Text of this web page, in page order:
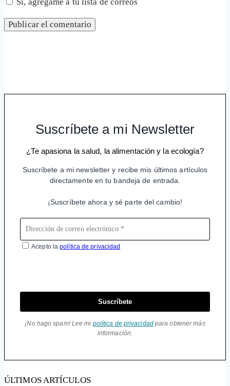
Suscríbete a mi Newsletter
¿Te apasiona la salud, la alimentación y la ecología?
Suscríbete a mi newsletter y recibe mis últimos artículos
directamente en tu bandeja de entrada.
¡Suscríbete ahora y sé parte del cambio!
Acepto lapolítica de privacidad
Suscríbete
¡No hago spam! Lee mi política de privacidadpara obtener más
información.
ÚLTIMOS ARTÍCULOS